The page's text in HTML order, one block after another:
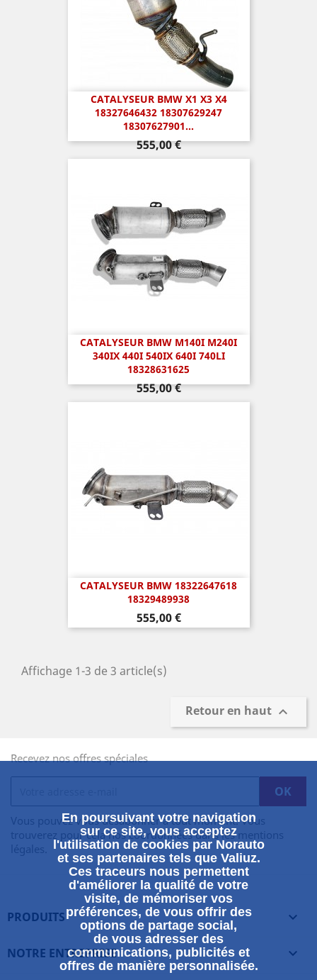
CATALYSEUR BMW X1 X3 X4
18327646432 18307629247
18307627901...
Prix
555,00 €
CATALYSEUR BMW M140I M240I
340IX 440I 540IX 640I 740LI
18328631625
Prix
555,00 €
CATALYSEUR BMW 18322647618
18329489938
Prix
555,00 €
Affichage 1-3 de 3 article(s)
Retour en haut 
Recevez nos offres spéciales
Vous pouvez vous désabonner à tout moment. Vous
trouverez pour cela nos coordonnées dans les mentions
légales.
PRODUITS 
NOTRE ENTREPRISE 
En poursuivant votre navigation
sur ce site, vous acceptez
l'utilisation de cookies par Norauto
et ses partenaires tels que Valiuz.
Ces traceurs nous permettent
d'améliorer la qualité de votre
visite, de mémoriser vos
préférences, de vous offrir des
options de partage social,
de vous adresser des
communications, publicités et
offres de manière personnalisée.